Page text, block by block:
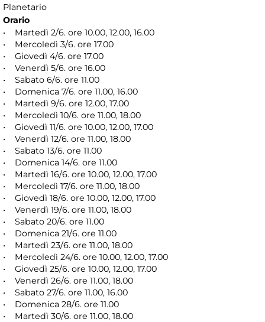
Planetario
Orario
• Martedì 2/6. ore 10.00, 12.00, 16.00
• Mercoledì 3/6. ore 17.00
• Giovedì 4/6. ore 17.00
• Venerdì 5/6. ore 16.00
• Sabato 6/6. ore 11.00
• Domenica 7/6. ore 11.00, 16.00
• Martedì 9/6. ore 12.00, 17.00
• Mercoledì 10/6. ore 11.00, 18.00
• Giovedì 11/6. ore 10.00, 12.00, 17.00
• Venerdì 12/6. ore 11.00, 18.00
• Sabato 13/6. ore 11.00
• Domenica 14/6. ore 11.00
• Martedì 16/6. ore 10.00, 12.00, 17.00
• Mercoledì 17/6. ore 11.00, 18.00
• Giovedì 18/6. ore 10.00, 12.00, 17.00
• Venerdì 19/6. ore 11.00, 18.00
• Sabato 20/6. ore 11.00
• Domenica 21/6. ore 11.00
• Martedì 23/6. ore 11.00, 18.00
• Mercoledì 24/6. ore 10.00, 12.00, 17.00
• Giovedì 25/6. ore 10.00, 12.00, 17.00
• Venerdì 26/6. ore 11.00, 18.00
• Sabato 27/6. ore 11.00, 16.00
• Domenica 28/6. ore 11.00
• Martedì 30/6. ore 11.00, 18.00